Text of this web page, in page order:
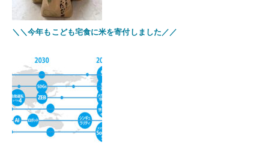
＼＼今年もこども宅食に米を寄付しました／／